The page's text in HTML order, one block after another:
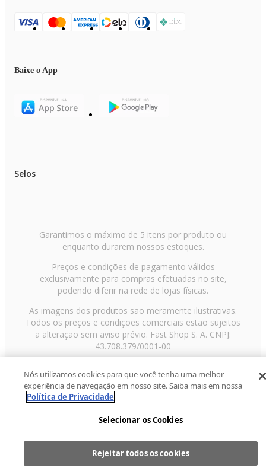
Baixe o App
Selos
Garantimos o máximo de 5 itens por produto ou
enquanto durarem nossos estoques.
Preços e condições de pagamento válidos
exclusivamente para compras efetuadas no site,
podendo diferir na rede de lojas físicas.
As imagens dos produtos são meramente ilustrativas.
Todos os preços e condições comerciais estão sujeitos
a alteração sem aviso prévio. Fast Shop S. A. CNPJ:
43.708.379/0001-00
Paulo/SP, CEP 02029-001, Telefone: 11 3003-3728 ©
2013 Fast Shop - Todos os direitos reservadosRF
Nós utilizamos cookies para que você tenha uma melhor
experiência de navegação em nosso site. Saiba mais em nossa
Política de Privacidade
Selecionar os Cookies
Rejeitar todos os cookies